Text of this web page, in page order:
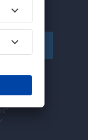
Înscriere
primesc
am